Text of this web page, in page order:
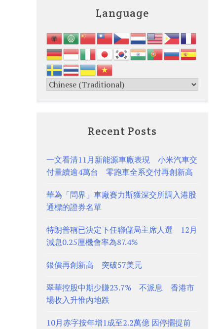
Language
Recent Posts
一文看清11月新能源車廠表現 小米汽車交
付量續逾4萬台 零跑車全系交付再創新高
華為「問界」車廠賽力斯獲深交所調入港股
通標的證券名單
特朗普稱已決定下任聯儲局主席人選 12月
減息0.25厘機會率為87.4%
銀價再創新高 突破57美元
翠華控股中期少賺23.7% 不派息 香港市
場收入升惟內地跌
10月赤字按年增1成至2.2萬億 因停擺提前